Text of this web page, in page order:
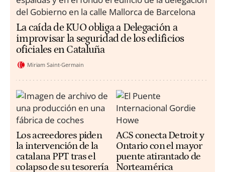
La caída de KUO obliga a Delegación a
improvisar la seguridad de los edificios
oficiales en Cataluña
Miriam Saint-Germain
Los acreedores piden
la intervención de la
catalana PPT tras el
colapso de su tesorería
ACS conecta Detroit y
Ontario con el mayor
puente atirantado de
Norteamérica